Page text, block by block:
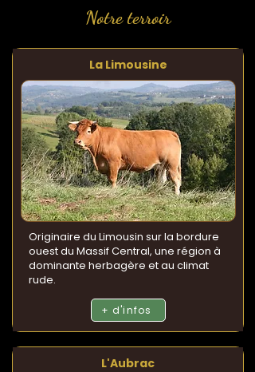
Notre terroir
La Limousine
Originaire du Limousin sur la bordure
ouest du Massif Central, une région à
dominante herbagère et au climat
rude.
+ d'infos
L'Aubrac